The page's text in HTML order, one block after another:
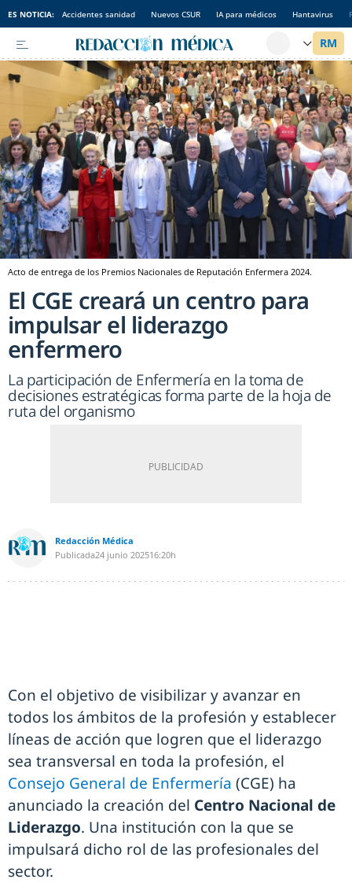
ES NOTICIA: Accidentes sanidad Nuevos CSUR IA para médicos Hantavirus
Acto de entrega de los Premios Nacionales de Reputación Enfermera 2024.
El CGE creará un centro para
impulsar el liderazgo
enfermero
La participación de Enfermería en la toma de
decisiones estratégicas forma parte de la hoja de
ruta del organismo
Redacción Médica
Publicada24 junio 202516:20h
Con el objetivo de visibilizar y avanzar en
todos los ámbitos de la profesión y establecer
líneas de acción que logren que el liderazgo
sea transversal en toda la profesión, el
Consejo General de Enfermería (CGE) ha
anunciado la creación del Centro Nacional de
Liderazgo. Una institución con la que se
impulsará dicho rol de las profesionales del
sector.